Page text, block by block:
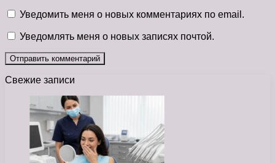
Уведомить меня о новых комментариях по email.
Уведомлять меня о новых записях почтой.
Свежие записи